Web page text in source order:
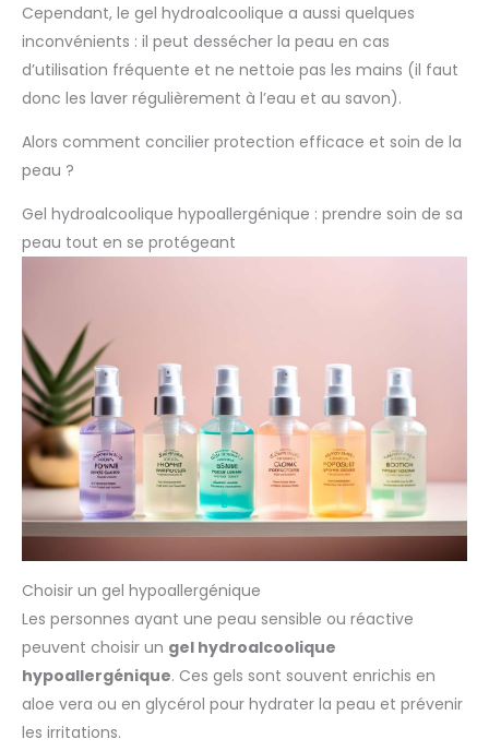
Cependant, le gel hydroalcoolique a aussi quelques
inconvénients : il peut dessécher la peau en cas
d’utilisation fréquente et ne nettoie pas les mains (il faut
donc les laver régulièrement à l’eau et au savon).
Alors comment concilier protection efficace et soin de la
peau ?
Gel hydroalcoolique hypoallergénique : prendre soin de sa
peau tout en se protégeant
Choisir un gel hypoallergénique
Les personnes ayant une peau sensible ou réactive
peuvent choisir un gel hydroalcoolique
hypoallergénique. Ces gels sont souvent enrichis en
aloe vera ou en glycérol pour hydrater la peau et prévenir
les irritations.